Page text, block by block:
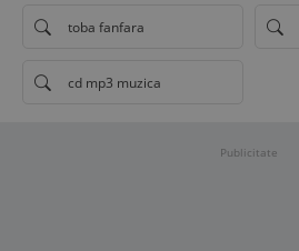
toba fanfara
cd mp3 muzica
Publicitate